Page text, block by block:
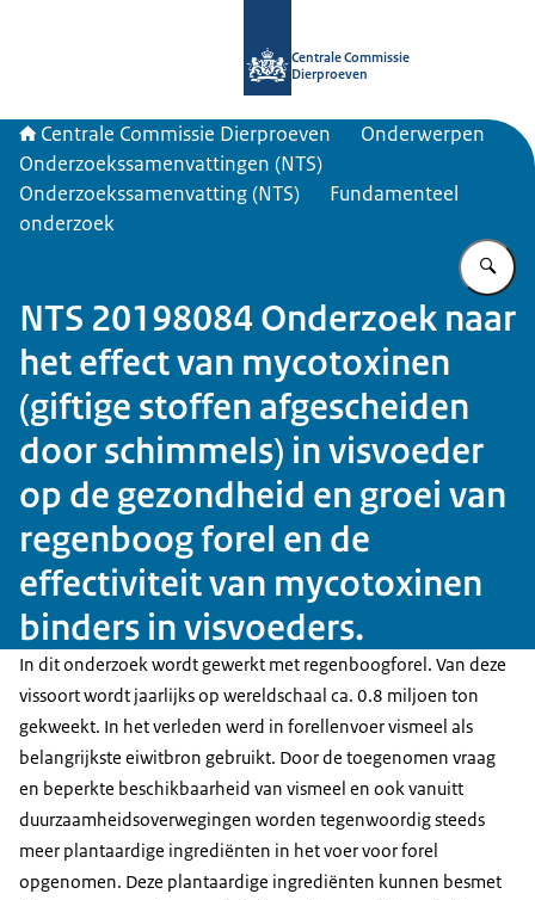
Centrale Commissie
Dierproeven
Centrale Commissie Dierproeven
Onderwerpen
Onderzoekssamenvattingen (NTS)
Onderzoekssamenvatting (NTS)
Fundamenteel
onderzoek
NTS 20198084 Onderzoek naar
het effect van mycotoxinen
(giftige stoffen afgescheiden
door schimmels) in visvoeder
op de gezondheid en groei van
regenboog forel en de
effectiviteit van mycotoxinen
binders in visvoeders.
In dit onderzoek wordt gewerkt met regenboogforel. Van deze
vissoort wordt jaarlijks op wereldschaal ca. 0.8 miljoen ton
gekweekt. In het verleden werd in forellenvoer vismeel als
belangrijkste eiwitbron gebruikt. Door de toegenomen vraag
en beperkte beschikbaarheid van vismeel en ook vanuitt
duurzaamheidsoverwegingen worden tegenwoordig steeds
meer plantaardige ingrediënten in het voer voor forel
opgenomen. Deze plantaardige ingrediënten kunnen besmet